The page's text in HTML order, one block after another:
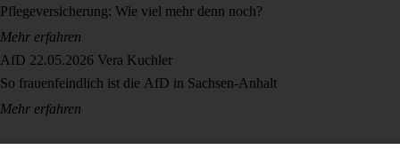
Pflegeversicherung: Wie viel mehr denn noch?
Mehr erfahren
AfD 22.05.2026 Vera Kuchler
So frauenfeindlich ist die AfD in Sachsen-Anhalt
Mehr erfahren